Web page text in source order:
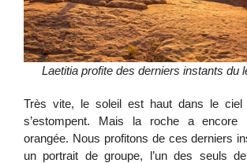
Laetitia profite des derniers instants du
Très vite, le soleil est haut dans le ciel
s’estompent. Mais la roche a encore
orangée. Nous profitons de ces derniers
un portrait de groupe, l’un des seuls